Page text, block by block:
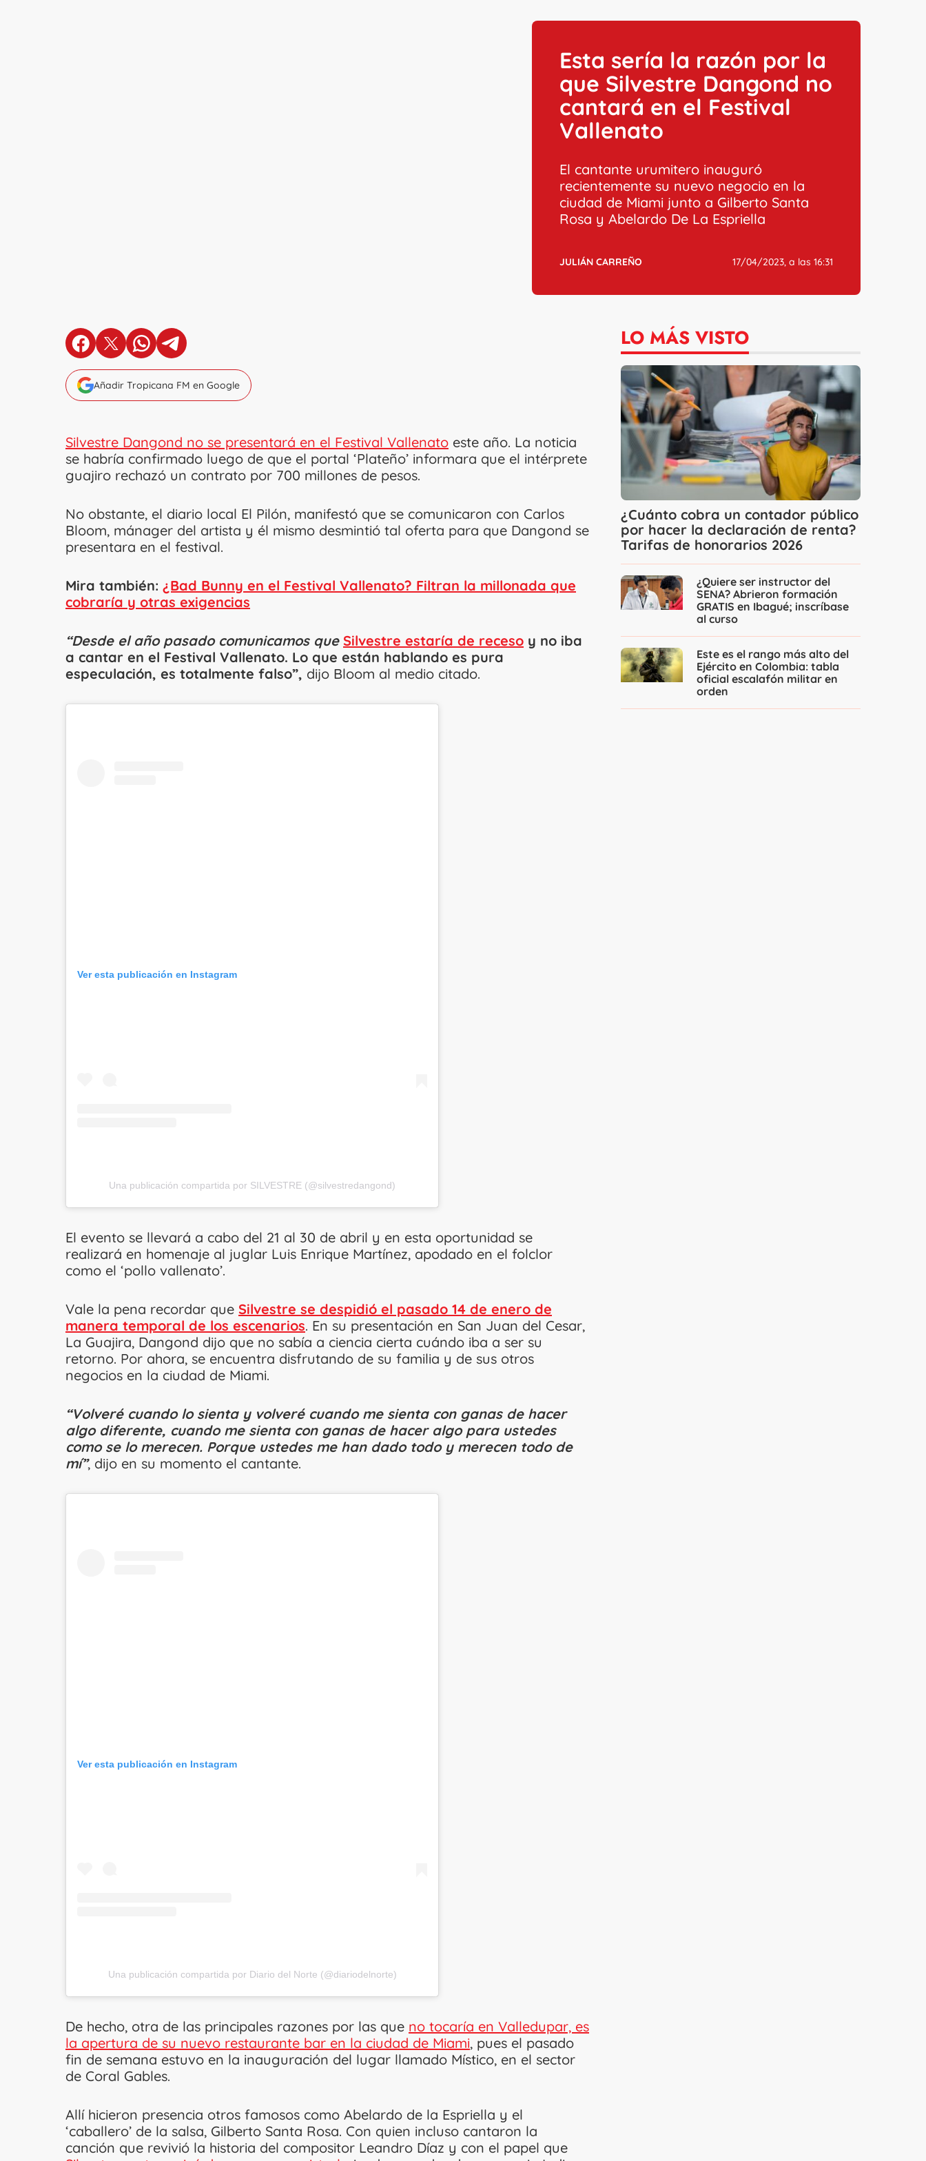
Esta sería la razón por la
que Silvestre Dangond no
cantará en el Festival
Vallenato
El cantante urumitero inauguró
recientemente su nuevo negocio en la
ciudad de Miami junto a Gilberto Santa
Rosa y Abelardo De La Espriella
JULIÁN CARREÑO 17/04/2023, a las 16:31
en Facebook
en X en Whatsapp
en Telegram
Añadir Tropicana FM en Google
Silvestre Dangond no se presentará en el Festival Vallenato este año. La noticia
se habría confirmado luego de que el portal ‘Plateño’ informara que el intérprete
guajiro rechazó un contrato por 700 millones de pesos.
No obstante, el diario local El Pilón, manifestó que se comunicaron con Carlos
Bloom, mánager del artista y él mismo desmintió tal oferta para que Dangond se
presentara en el festival.
Mira también: ¿Bad Bunny en el Festival Vallenato? Filtran la millonada que
cobraría y otras exigencias
“Desde el año pasado comunicamos que Silvestre estaría de receso y no iba
a cantar en el Festival Vallenato. Lo que están hablando es pura
especulación, es totalmente falso”, dijo Bloom al medio citado.
Ver esta publicación en Instagram
Una publicación compartida por SILVESTRE (@silvestredangond)
El evento se llevará a cabo del 21 al 30 de abril y en esta oportunidad se
realizará en homenaje al juglar Luis Enrique Martínez, apodado en el folclor
como el ‘pollo vallenato’.
Vale la pena recordar que Silvestre se despidió el pasado 14 de enero de
manera temporal de los escenarios. En su presentación en San Juan del Cesar,
La Guajira, Dangond dijo que no sabía a ciencia cierta cuándo iba a ser su
retorno. Por ahora, se encuentra disfrutando de su familia y de sus otros
negocios en la ciudad de Miami.
“Volveré cuando lo sienta y volveré cuando me sienta con ganas de hacer
algo diferente, cuando me sienta con ganas de hacer algo para ustedes
como se lo merecen. Porque ustedes me han dado todo y merecen todo de
mí”, dijo en su momento el cantante.
Ver esta publicación en Instagram
Una publicación compartida por Diario del Norte (@diariodelnorte)
De hecho, otra de las principales razones por las que no tocaría en Valledupar, es
la apertura de su nuevo restaurante bar en la ciudad de Miami, pues el pasado
fin de semana estuvo en la inauguración del lugar llamado Místico, en el sector
de Coral Gables.
Allí hicieron presencia otros famosos como Abelardo de la Espriella y el
‘caballero’ de la salsa, Gilberto Santa Rosa. Con quien incluso cantaron la
canción que revivió la historia del compositor Leandro Díaz y con el papel que
LO MÁS VISTO
¿Cuánto cobra un contador público
por hacer la declaración de renta?
Tarifas de honorarios 2026
¿Quiere ser instructor del
SENA? Abrieron formación
GRATIS en Ibagué; inscríbase
al curso
Este es el rango más alto del
Ejército en Colombia: tabla
oficial escalafón militar en
orden